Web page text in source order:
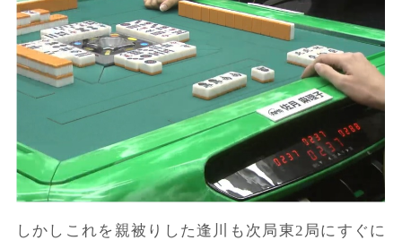
しかしこれを親被りした逢川も次局東2局にすぐに